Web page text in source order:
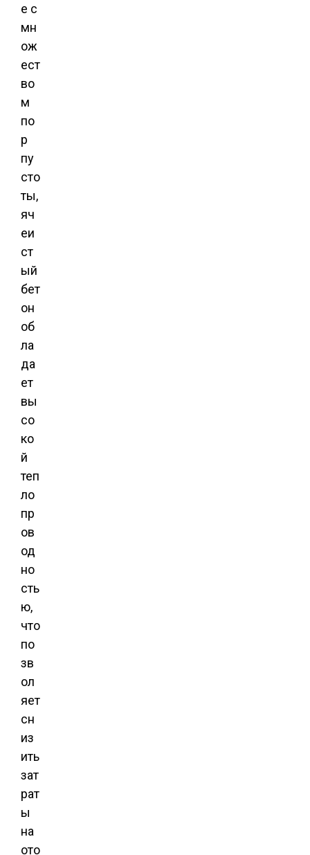
е с
мн
ож
ест
во
м
по
р
пу
сто
ты,
яч
еи
ст
ый
бет
он
об
ла
да
ет
вы
со
ко
й
теп
ло
пр
ов
од
но
сть
ю,
что
по
зв
ол
яет
сн
из
ить
зат
рат
ы
на
ото